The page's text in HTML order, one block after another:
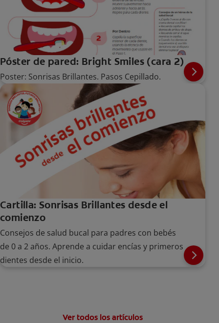
Póster de pared: Bright Smiles (cara 2)
Poster: Sonrisas Brillantes. Pasos Cepillado.
Cartilla: Sonrisas Brillantes desde el
comienzo
Consejos de salud bucal para padres con bebés
de 0 a 2 años. Aprende a cuidar encías y primeros
dientes desde el inicio.
Ver todos los artículos